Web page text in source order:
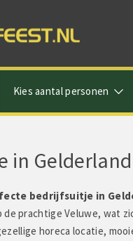
Kies aantal personen
in Gelderland
bedrijfsuitje in
de prachtige Veluwe, wat
horeca locatie,